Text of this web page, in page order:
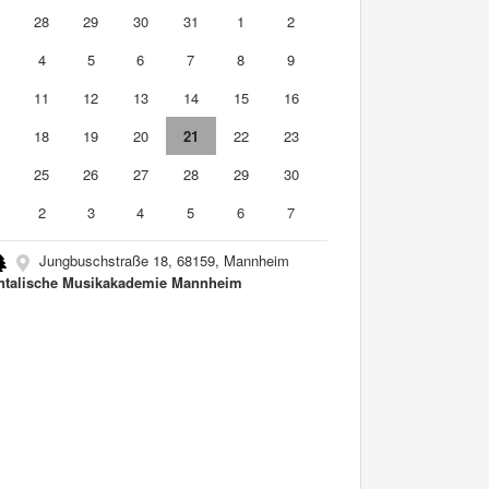
28 29 30 31 1
2
4 5 6 7 8
9
11 12 13 14 15
16
18 19 20 21 22
23
25 26 27 28 29
30
2 3 4 5 6 7
Jungbuschstraße 18, 68159, Mannheim
Musikakademie Mannheim